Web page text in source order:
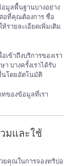
มูลพื้นฐานบางอย่าง
อที่คุณต้องการ ชื่อ
รายละเอียดเพิ่มเติม
ข้าถึงบริการของเรา
า บางครั้งเราได้รับ
โดยอัตโนมัติ
ทของข้อมูลที่เรา
มและใช้
ยคุณในการจองทริปอ